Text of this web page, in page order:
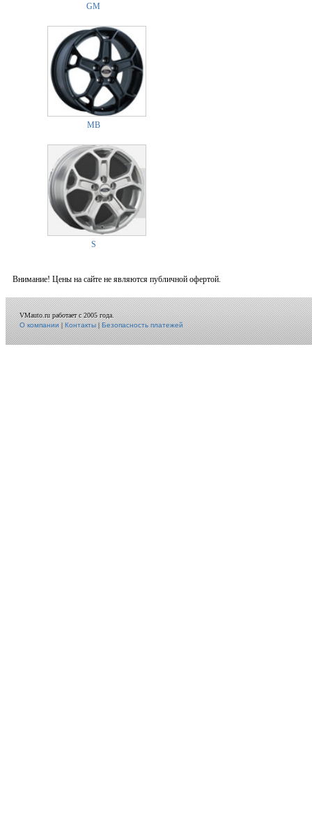
GM
MB
S
Внимание! Цены на сайте не являются публичной офертой.
VMauto.ru работает с 2005 года.
О компании|Контакты|Безопасность платежей